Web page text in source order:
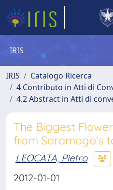
IRIS
IRIS
Catalogo Ricerca
4 Contributo in Atti di
4.2 Abstract in Atti di
The Biggest
from Saramago’s
LEOCATA, Pietro
2012-01-01